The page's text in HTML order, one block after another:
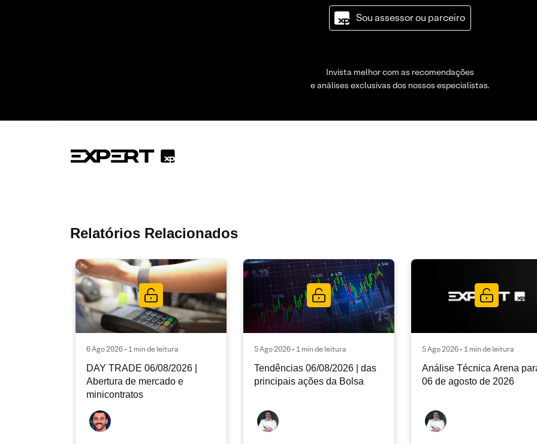
Sou assessor ou parceiro
Invista melhor com as recomendações
e análises exclusivas dos nossos especialistas.
Relatórios Relacionados
6 Ago 2026 • 1 min de leitura
DAY TRADE 06/08/2026 |
Abertura de mercado e
minicontratos
5 Ago 2026 • 1 min de leitura
Tendências 06/08/2026 | das
principais ações da Bolsa
5 Ago 2026 • 1 min de leitura
Análise Técnica Arena
06 de agosto de 2026